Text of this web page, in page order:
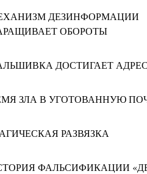
ДЕЗИНФОРМАЦИИ
ОБОРОТЫ
ДОСТИГАЕТ
ЗЛА В УГОТОВАННУЮ
РАЗВЯЗКА
ФАЛЬСИФИКАЦИИ